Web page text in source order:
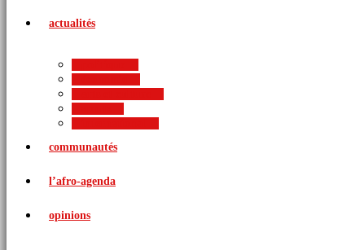
actualités
communautés
l’afro-agenda
opinions